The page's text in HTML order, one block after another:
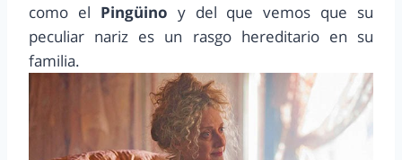
como el Pingüino y del que vemos que su
peculiar nariz es un rasgo hereditario en su
familia.